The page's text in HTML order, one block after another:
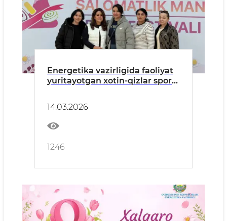
Energetika vazirligida faoliyat
yuritayotgan xotin-qizlar sport
14.03.2026
1246